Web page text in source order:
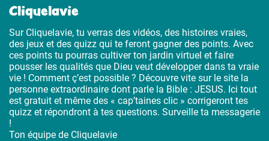
Cliquelavie
Sur Cliquelavie, tu verras des vidéos, des histoires vraies,
des jeux et des quizz qui te feront gagner des points. Avec
ces points tu pourras cultiver ton jardin virtuel et faire
pousser les qualités que Dieu veut développer dans ta vraie
vie ! Comment ç’est possible ? Découvre vite sur le site la
personne extraordinaire dont parle la Bible : JESUS. Ici tout
est gratuit et même des « cap’taines clic » corrigeront tes
quizz et répondront à tes questions. Surveille ta messagerie
!
Ton équipe de Cliquelavie